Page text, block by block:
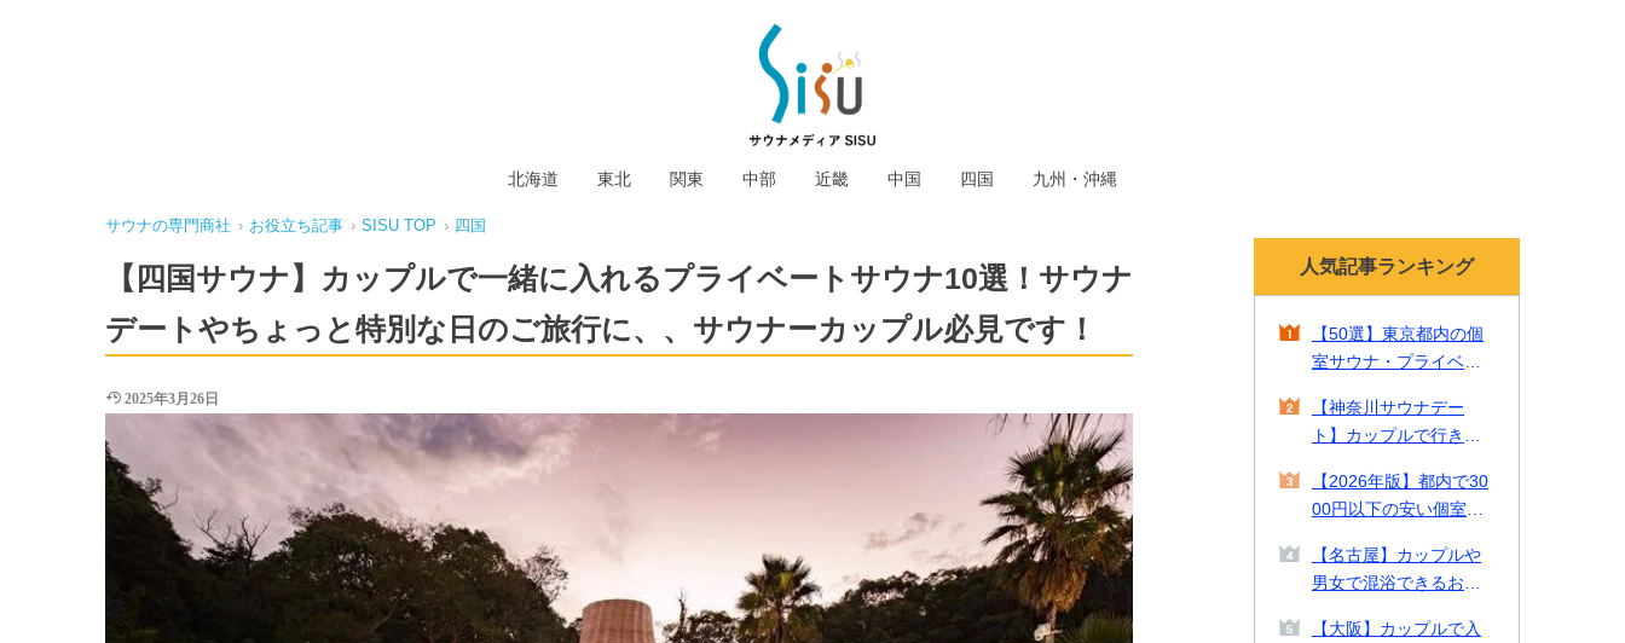
北海道 東北 関東 中部 近畿 中国 四国 九州・沖縄
サウナの専門商社 › お役立ち記事 › SISU TOP › 四国
【四国サウナ】カップルで一緒に入れるプライベートサウナ10選！サウナ
デートやちょっと特別な日のご旅行に、、サウナーカップル必見です！
2025年3月26日
人気記事ランキング
【50選】東京都内の個
室サウナ・プライベー
なリラックスタイムを
【2026年最新】
【神奈川サウナデー
ト】カップルで行きた
2選をご紹介！
【2026年版】都内で30
00円以下の安い個室サ
る施設を徹底比較【料
金表付き】
【名古屋】カップルや
男女で混浴できるおす
プライベートサウナ9
【大阪】カップルで入